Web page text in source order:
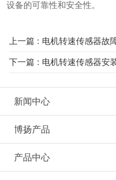
设备的可靠性和安全性。
新闻中心
博扬产品
产品中心